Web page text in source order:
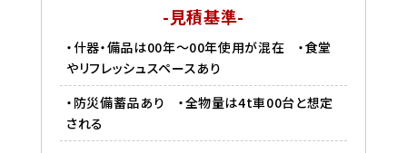
-見積基準-
・什器・備品は00年〜00年使用が混在 ・食堂
やリフレッシュスペースあり
・防災備蓄品あり ・全物量は4t車00台と想定
される